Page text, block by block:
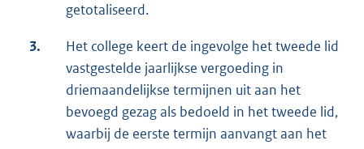
getotaliseerd.
3.
Het college keert de ingevolge het tweede lid
vastgestelde jaarlijkse vergoeding in
driemaandelijkse termijnen uit aan het
bevoegd gezag als bedoeld in het tweede lid,
waarbij de eerste termijn aanvangt aan het